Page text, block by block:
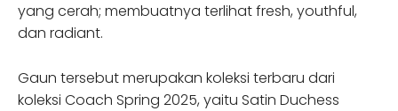
yang cerah; membuatnya terlihat fresh, youthful,
dan radiant.
Gaun tersebut merupakan koleksi terbaru dari
koleksi Coach Spring 2025, yaitu Satin Duchess